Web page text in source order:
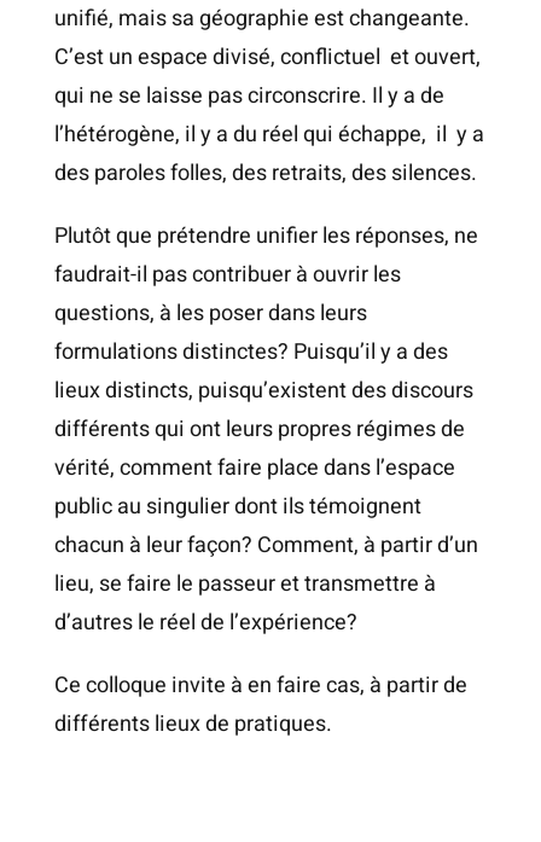
unifié, mais sa géographie est changeante.
C’est un espace divisé, conflictuel et ouvert,
qui ne se laisse pas circonscrire. Il y a de
l’hétérogène, il y a du réel qui échappe, il y a
des paroles folles, des retraits, des silences.
Plutôt que prétendre unifier les réponses, ne
faudrait-il pas contribuer à ouvrir les
questions, à les poser dans leurs
formulations distinctes? Puisqu’il y a des
lieux distincts, puisqu’existent des discours
différents qui ont leurs propres régimes de
vérité, comment faire place dans l’espace
public au singulier dont ils témoignent
chacun à leur façon? Comment, à partir d’un
lieu, se faire le passeur et transmettre à
d’autres le réel de l’expérience?
Ce colloque invite à en faire cas, à partir de
différents lieux de pratiques.